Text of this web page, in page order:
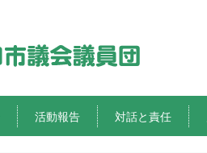
活動報告 対話と責任